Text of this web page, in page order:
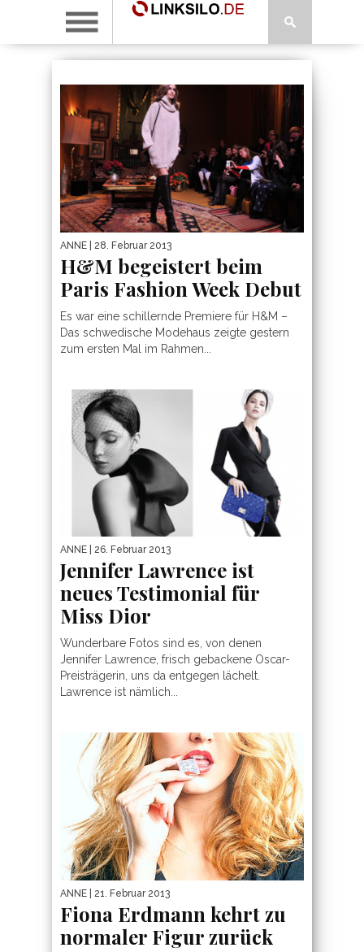
ANNE | 28. Februar 2013
H&M begeistert beim
Paris Fashion Week Debut
Es war eine schillernde Premiere für H&M –
Das schwedische Modehaus zeigte gestern
zum ersten Mal im Rahmen...
ANNE | 26. Februar 2013
Jennifer Lawrence ist
neues Testimonial für
Miss Dior
Wunderbare Fotos sind es, von denen
Jennifer Lawrence, frisch gebackene Oscar-
Preisträgerin, uns da entgegen lächelt.
Lawrence ist nämlich...
ANNE | 21. Februar 2013
Fiona Erdmann kehrt zu
normaler Figur zurück